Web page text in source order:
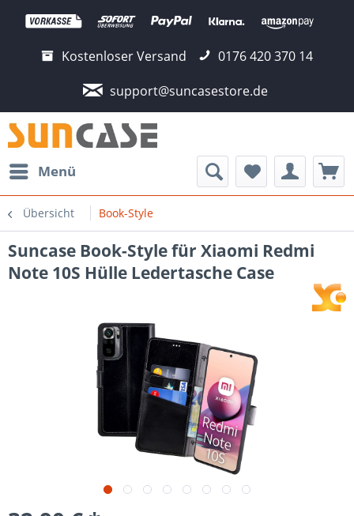
Kostenloser Versand
0176 420 370 14
support@suncasestore.de
Menü
Übersicht Book-Style
Suncase Book-Style für Xiaomi Redmi
Note 10S Hülle Ledertasche Case